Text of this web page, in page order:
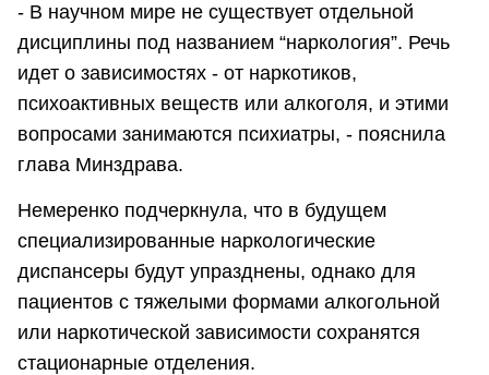
- В научном мире не существует отдельной
дисциплины под названием “наркология”. Речь
идет о зависимостях - от наркотиков,
психоактивных веществ или алкоголя, и этими
вопросами занимаются психиатры, - пояснила
глава Минздрава.
Немеренко подчеркнула, что в будущем
специализированные наркологические
диспансеры будут упразднены, однако для
пациентов с тяжелыми формами алкогольной
или наркотической зависимости сохранятся
стационарные отделения.